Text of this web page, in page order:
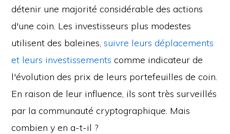
détenir une majorité considérable des actions
d'une coin. Les investisseurs plus modestes
utilisent des baleines,suivre leurs déplacements
et leurs investissements comme indicateur de
l'évolution des prix de leurs portefeuilles de coin.
En raison de leur influence, ils sont très surveillés
par la communauté cryptographique. Mais
combien y en a-t-il ?